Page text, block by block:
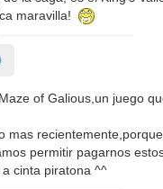
maravilla!
of Galious,un juego
mas
permitir pagarnos
cinta piratona ^^